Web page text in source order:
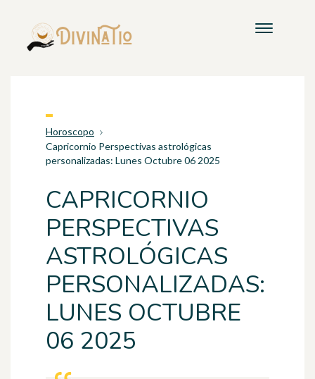
Horoscopo
Capricornio Perspectivas astrológicas
personalizadas: Lunes Octubre 06 2025
CAPRICORNIO
PERSPECTIVAS
ASTROLÓGICAS
PERSONALIZADAS:
LUNES OCTUBRE
06 2025